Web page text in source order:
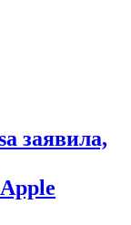
заявила,